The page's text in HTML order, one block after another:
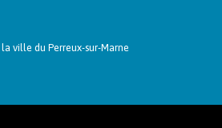
ville du Per­reux-sur-Marne